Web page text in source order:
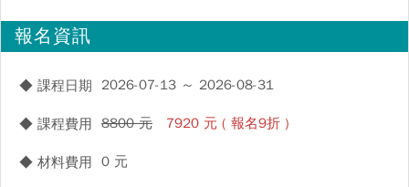
報名資訊
◆ 課程日期 2026-07-13 ～ 2026-08-31
◆ 課程費用 8800 元 7920 元 ( 報名9折 )
◆ 材料費用 0 元